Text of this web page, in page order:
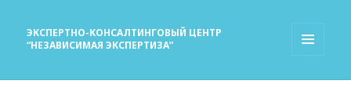
ЭКСПЕРТНО-КОНСАЛТИНГОВЫЙ ЦЕНТР
“НЕЗАВИСИМАЯ ЭКСПЕРТИЗА”